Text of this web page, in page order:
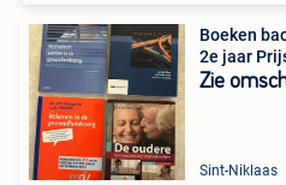
Boeken
2e jaar
Zie
Sint-Niklaas